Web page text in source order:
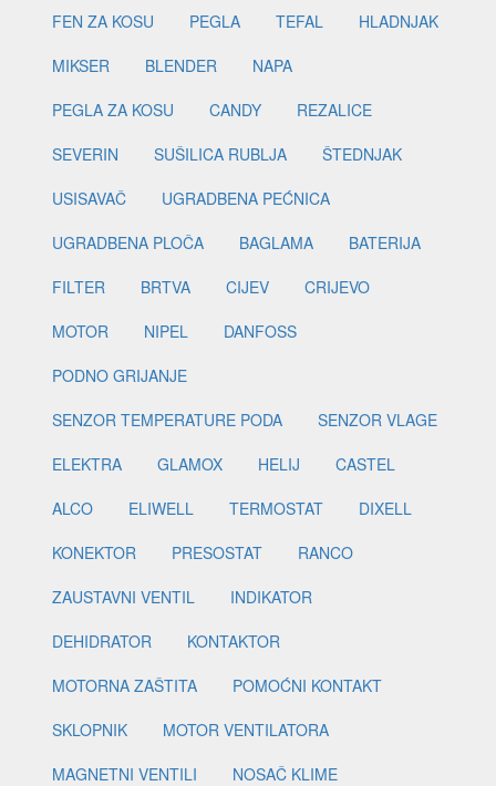
FEN ZA KOSU
PEGLA TEFAL
HLADNJAK
MIKSER
BLENDER
NAPA
PEGLA ZA KOSU
CANDY
REZALICE
SEVERIN
SUŠILICA RUBLJA
ŠTEDNJAK
USISAVAČ
UGRADBENA PEĆNICA
UGRADBENA PLOČA
BAGLAMA
BATERIJA
FILTER
BRTVA CIJEV
CRIJEVO
MOTOR
NIPEL
DANFOSS
PODNO GRIJANJE
SENZOR TEMPERATURE PODA
SENZOR VLAGE
ELEKTRA
GLAMOX HELIJ
CASTEL
ALCO
ELIWELL TERMOSTAT
DIXELL
KONEKTOR
PRESOSTAT
RANCO
ZAUSTAVNI VENTIL
INDIKATOR
DEHIDRATOR
KONTAKTOR
MOTORNA ZAŠTITA
POMOĆNI KONTAKT
SKLOPNIK
MOTOR VENTILATORA
MAGNETNI VENTILI
NOSAČ KLIME